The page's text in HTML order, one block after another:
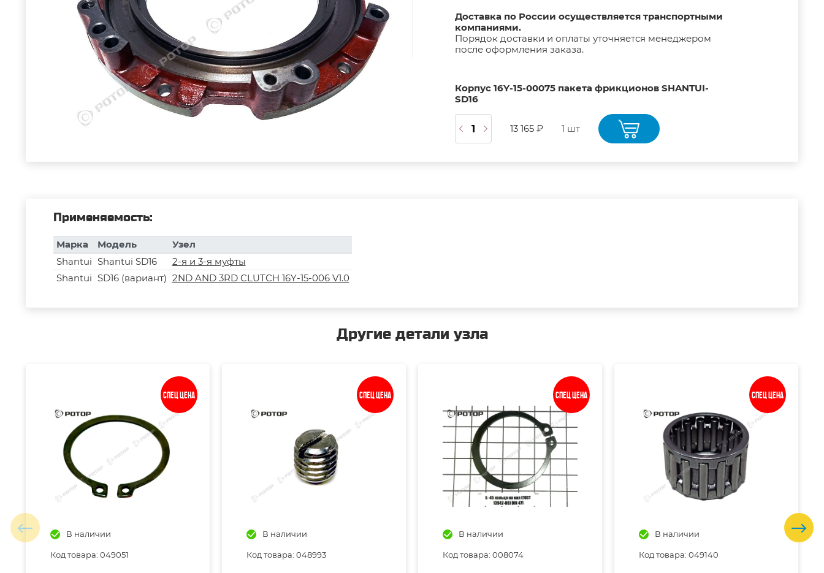
Доставка по России осуществляется транспортными
компаниями.
Порядок доставки и оплаты уточняется менеджером
после оформления заказа.
Корпус 16Y-15-00075 пакета фрикционов SHANTUI-
SD16
13 165 ₽ 1 шт
Применяемость:
Марка Модель
Узел
Shantui Shantui SD16
2-я и 3-я муфты
Shantui SD16 (вариант) 2ND AND 3RD CLUTCH 16Y-15-006 V1.0
Другие детали узла
Спец цена
В наличии
Код товара: 049051
Спец цена
В наличии
Код товара: 048993
Спец цена
В наличии
Код товара: 008074
Спец цена
В наличии
Код товара: 049140